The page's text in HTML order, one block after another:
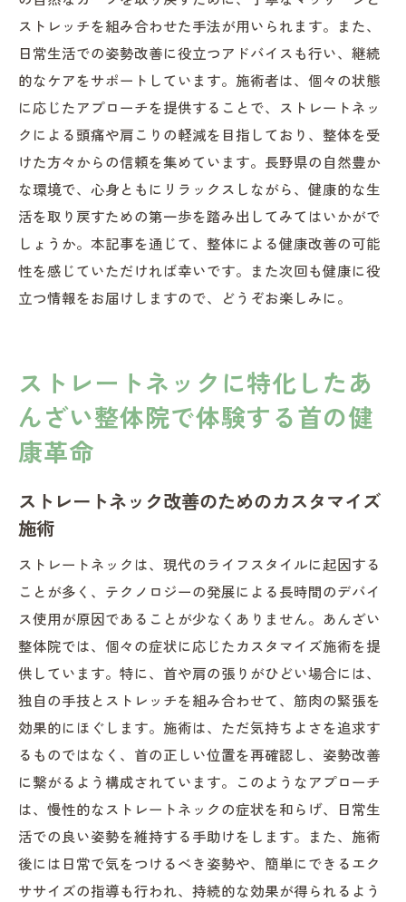
ストレッチを組み合わせた手法が用いられます。また、
日常生活での姿勢改善に役立つアドバイスも行い、継続
的なケアをサポートしています。施術者は、個々の状態
に応じたアプローチを提供することで、ストレートネッ
クによる頭痛や肩こりの軽減を目指しており、整体を受
けた方々からの信頼を集めています。長野県の自然豊か
な環境で、心身ともにリラックスしながら、健康的な生
活を取り戻すための第一歩を踏み出してみてはいかがで
しょうか。本記事を通じて、整体による健康改善の可能
性を感じていただければ幸いです。また次回も健康に役
立つ情報をお届けしますので、どうぞお楽しみに。
ストレートネックに特化したあ
んざい整体院で体験する首の健
康革命
ストレートネック改善のためのカスタマイズ
施術
ストレートネックは、現代のライフスタイルに起因する
ことが多く、テクノロジーの発展による長時間のデバイ
ス使用が原因であることが少なくありません。あんざい
整体院では、個々の症状に応じたカスタマイズ施術を提
供しています。特に、首や肩の張りがひどい場合には、
独自の手技とストレッチを組み合わせて、筋肉の緊張を
効果的にほぐします。施術は、ただ気持ちよさを追求す
るものではなく、首の正しい位置を再確認し、姿勢改善
に繋がるよう構成されています。このようなアプローチ
は、慢性的なストレートネックの症状を和らげ、日常生
活での良い姿勢を維持する手助けをします。また、施術
後には日常で気をつけるべき姿勢や、簡単にできるエク
ササイズの指導も行われ、持続的な効果が得られるよう